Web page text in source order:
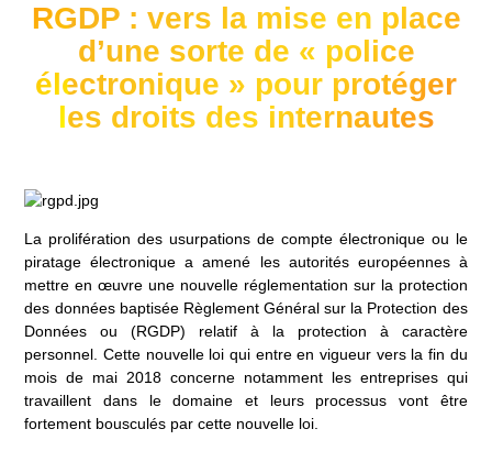
RGDP : vers la mise en place
d’une sorte de « police
électronique » pour protéger
les droits des internautes
La prolifération des usurpations de compte électronique ou le
piratage électronique a amené les autorités européennes à
mettre en œuvre une nouvelle réglementation sur la protection
des données baptisée Règlement Général sur la Protection des
Données ou (RGDP) relatif à la protection à caractère
personnel. Cette nouvelle loi qui entre en vigueur vers la fin du
mois de mai 2018 concerne notamment les entreprises qui
travaillent dans le domaine et leurs processus vont être
fortement bousculés par cette nouvelle loi.